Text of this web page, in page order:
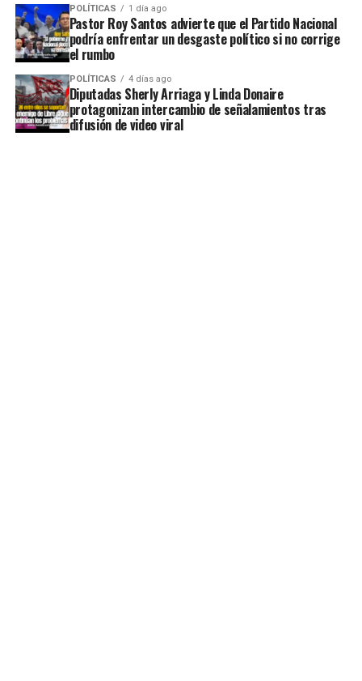
POLÍTICAS 1 día ago
Pastor Roy Santos advierte que el Partido Nacional
podría enfrentar un desgaste político si no corrige
el rumbo
POLÍTICAS 4 días ago
Diputadas Sherly Arriaga y Linda Donaire
protagonizan intercambio de señalamientos tras
difusión de video viral